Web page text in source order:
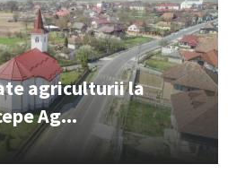
agriculturii la
Ag...